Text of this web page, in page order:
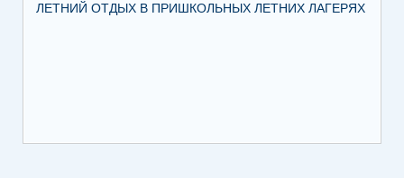
ЛЕТНИЙ ОТДЫХ В ПРИШКОЛЬНЫХ ЛЕТНИХ ЛАГЕРЯХ